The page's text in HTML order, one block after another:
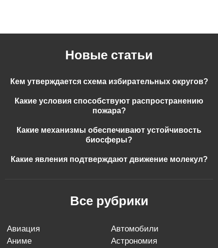
Новые статьи
Кем утверждается схема избирательных округов?
Какие условия способствуют распространению
пожара?
Какие механизмы обеспечивают устойчивость
биосферы?
Какие явления подтверждают движение молекул?
Все рубрики
авиация
автомобили
аниме
астрономия